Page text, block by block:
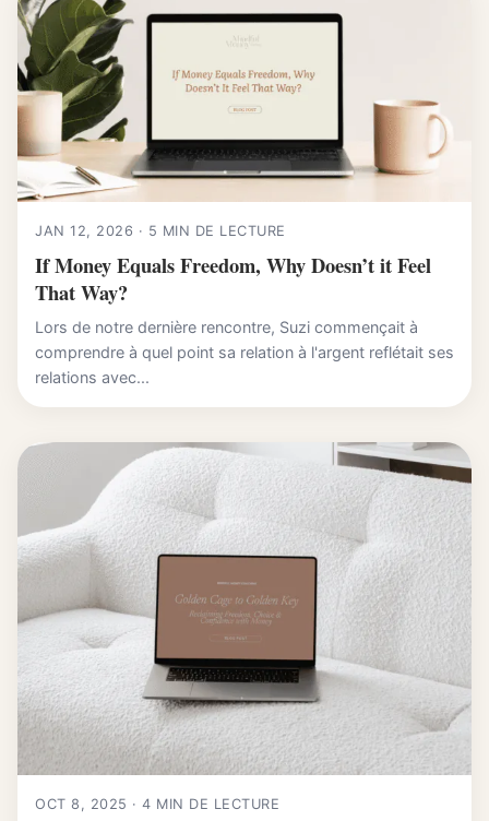
JAN 12, 2026 · 5 MIN DE LECTURE
If Money Equals Freedom, Why Doesn’t it Feel
That Way?
Lors de notre dernière rencontre, Suzi commençait à
comprendre à quel point sa relation à l'argent reflétait ses
relations avec...
OCT 8, 2025 · 4 MIN DE LECTURE